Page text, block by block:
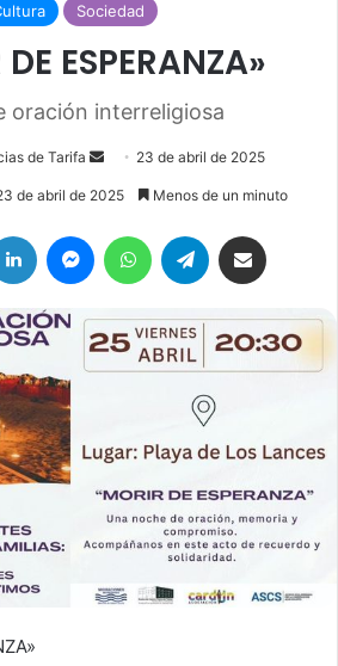
Sociedad
ESPERANZA»
oración interreligiosa
de Tarifa
S
e
d
a
e
m
l
23 de abril de 2025
de abril de 2025 Menos de un minuto